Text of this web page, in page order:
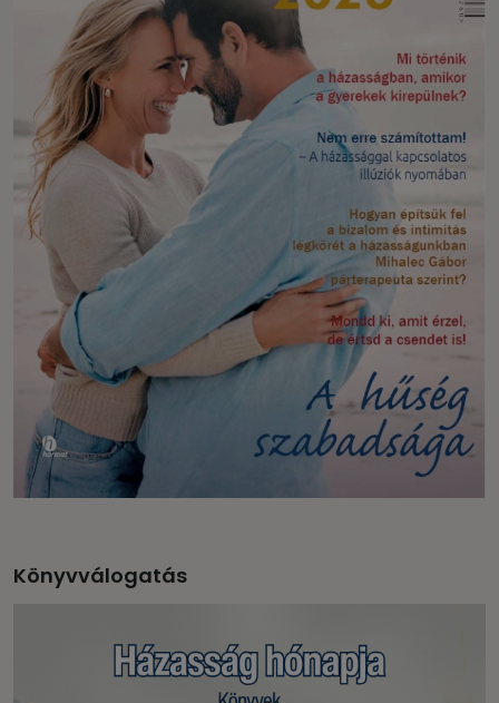
Könyvválogatás